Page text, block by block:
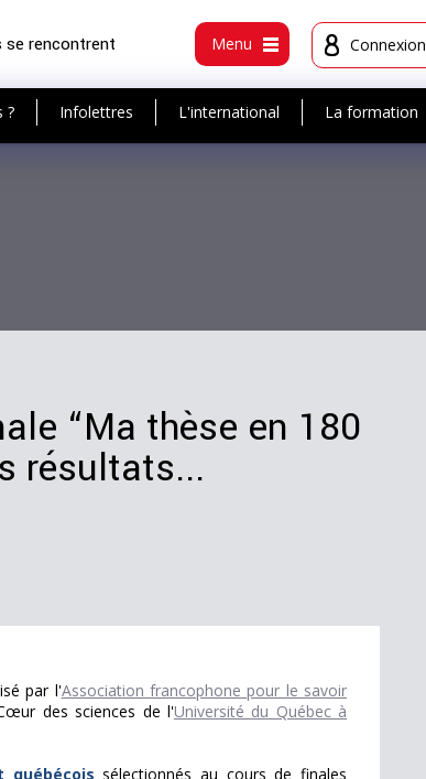
se rencontrent Menu Connexion
? Infolettres L'international La formation
“Ma thèse en 180
résultats...
par l'Association francophone pour le savoir
des sciences de l'Université du Québec à
québécois sélectionnés au cours de finales